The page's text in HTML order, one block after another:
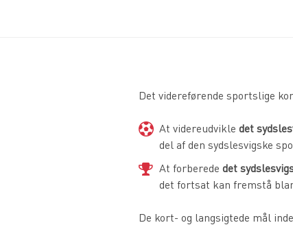
Det videreførende sportslige
At videreudvikle det
del af den sydslesvigske
At forberede det
det fortsat kan fremstå
De kort- og langsigtede mål